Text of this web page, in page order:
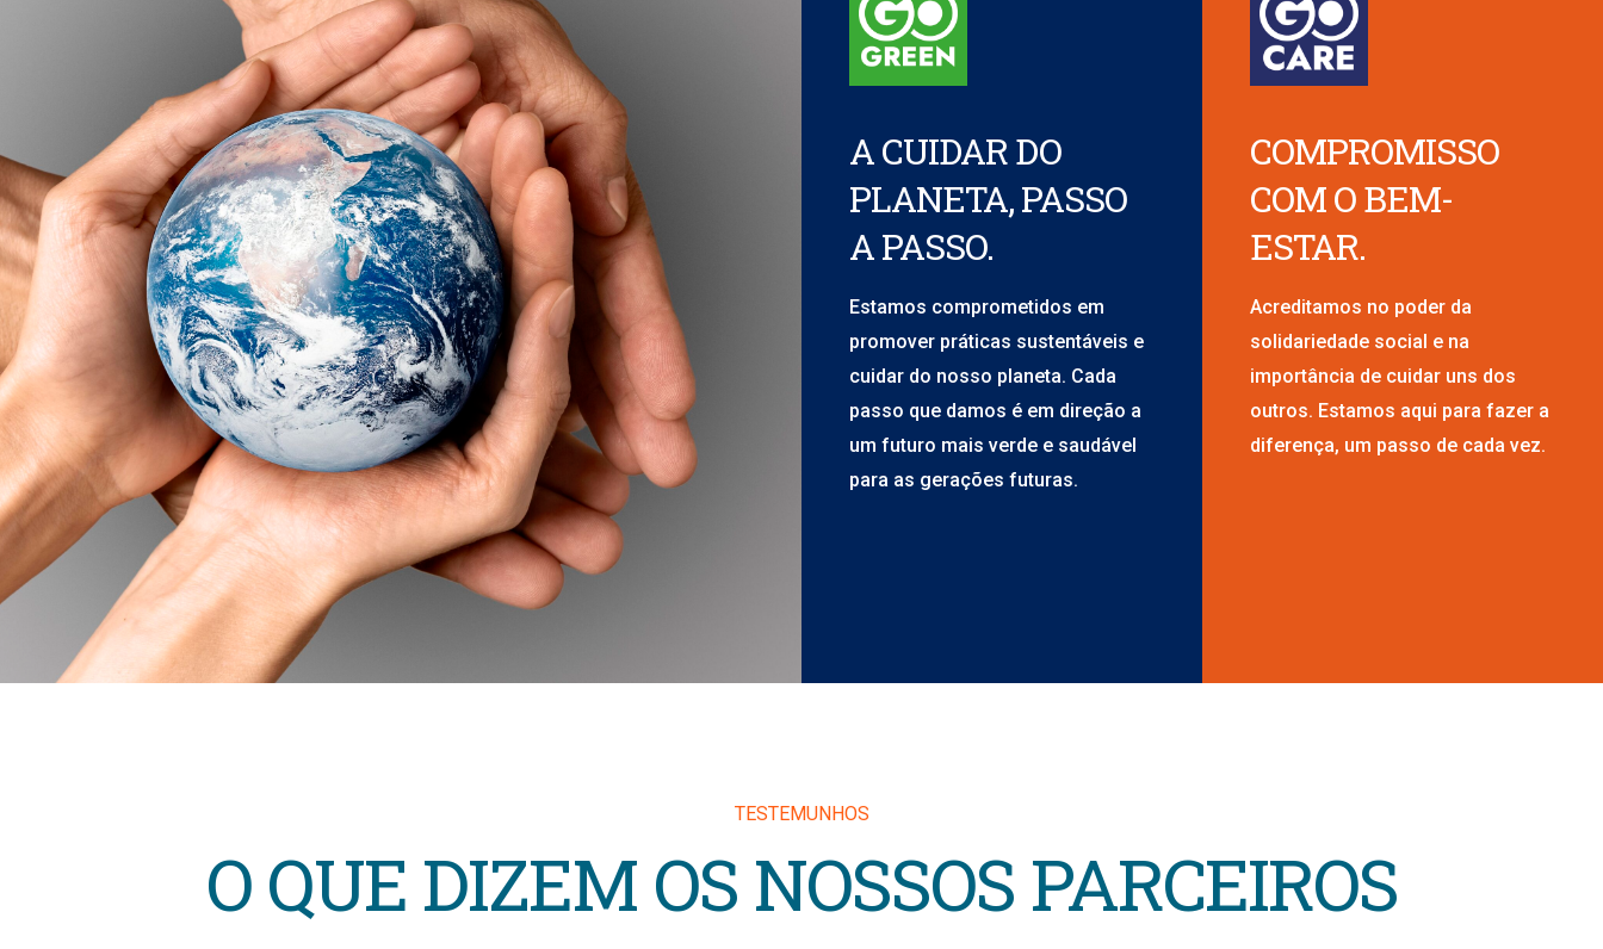
A CUIDAR DO
PLANETA, PASSO
A PASSO.
Estamos comprometidos em
promover práticas sustentáveis e
cuidar do nosso planeta. Cada
passo que damos é em direção a
um futuro mais verde e saudável
para as gerações futuras.
COMPROMISSO
COM O BEM-
ESTAR.
Acreditamos no poder da
solidariedade social e na
importância de cuidar uns dos
outros. Estamos aqui para fazer a
diferença, um passo de cada vez.
TESTEMUNHOS
O QUE DIZEM OS NOSSOS PARCEIROS